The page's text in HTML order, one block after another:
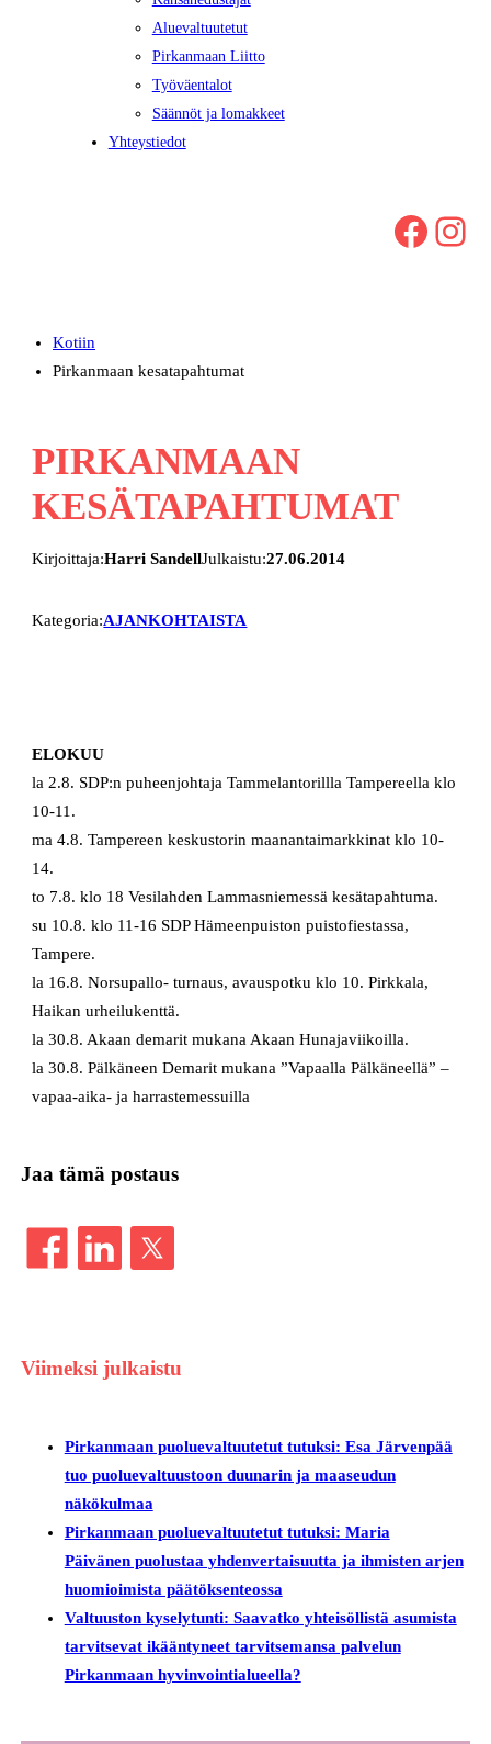
Aluevaltuutetut
Pirkanmaan Liitto
Työväentalot
Säännöt ja lomakkeet
Yhteystiedot
Facebook Instagram
Kotiin
Pirkanmaan kesatapahtumat
PIRKANMAAN
KESÄTAPAHTUMAT
Kirjoittaja:Harri SandellJulkaistu:27.06.2014
Kategoria:AJANKOHTAISTA
ELOKUU
la 2.8. SDP:n puheenjohtaja Tammelantorillla Tampereella klo
10-11.
ma 4.8. Tampereen keskustorin maanantaimarkkinat klo 10-
14.
to 7.8. klo 18 Vesilahden Lammasniemessä kesätapahtuma.
su 10.8. klo 11-16 SDP Hämeenpuiston puistofiestassa,
Tampere.
la 16.8. Norsupallo- turnaus, avauspotku klo 10. Pirkkala,
Haikan urheilukenttä.
la 30.8. Akaan demarit mukana Akaan Hunajaviikoilla.
la 30.8. Pälkäneen Demarit mukana ”Vapaalla Pälkäneellä” –
vapaa-aika- ja harrastemessuilla
Jaa tämä postaus
Viimeksi julkaistu
Pirkanmaan puoluevaltuutetut tutuksi: Esa Järvenpää
tuo puoluevaltuustoon duunarin ja maaseudun
näkökulmaa
Pirkanmaan puoluevaltuutetut tutuksi: Maria
Päivänen puolustaa yhdenvertaisuutta ja ihmisten arjen
huomioimista päätöksenteossa
Valtuuston kyselytunti: Saavatko yhteisöllistä asumista
tarvitsevat ikääntyneet tarvitsemansa palvelun
Pirkanmaan hyvinvointialueella?